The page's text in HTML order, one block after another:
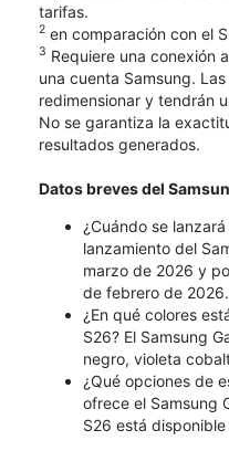
tarifas.
2 en comparación con el
3 Requiere una conexión
una cuenta Samsung.
redimensionar y tendrán
No se garantiza la
resultados generados.
Datos breves del
¿Cuándo se
lanzamiento del
marzo de 2026 y
de febrero de 2026.
¿En qué colores
S26? El Samsung
negro, violeta
¿Qué opciones de
ofrece el Samsung
S26 está